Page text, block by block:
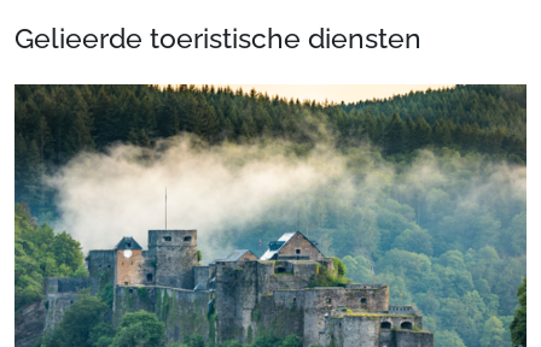
Gelieerde toeristische diensten